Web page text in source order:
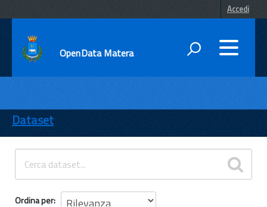
Accedi
OpenData Matera
ENTI
TEMI
INFORMAZIONI
Dataset
Ordina per